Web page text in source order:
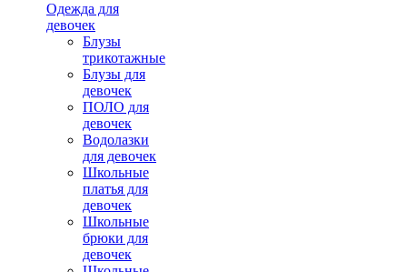
Одежда для
девочек
Блузы
трикотажные
Блузы для
девочек
ПОЛО для
девочек
Водолазки
для девочек
Школьные
платья для
девочек
Школьные
брюки для
девочек